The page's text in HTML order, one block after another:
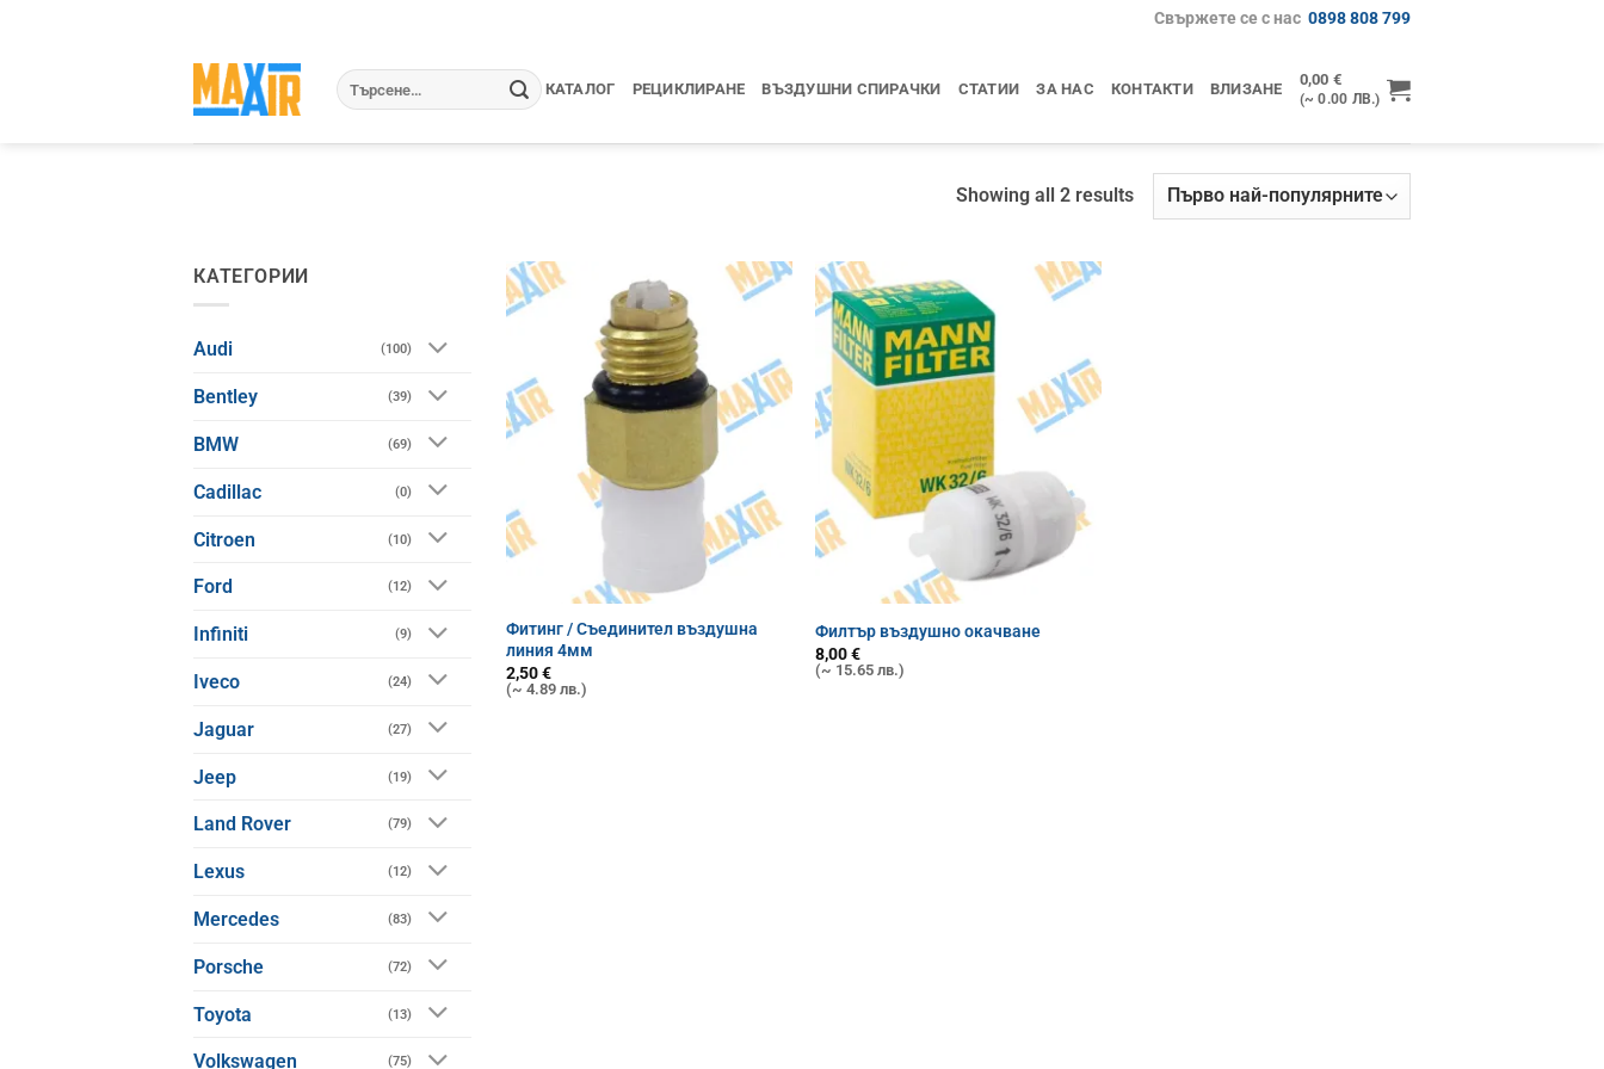
Свържете се с нас 0898 808 799
Търсене
за:
КАТАЛОГ РЕЦИКЛИРАНЕ ВЪЗДУШНИ СПИРАЧКИ СТАТИИ ЗА НАС КОНТАКТИ ВЛИЗАНЕ
0,00 €
(~ 0.00 ЛВ.)
Showing all 2 resultsSorted
КАТЕГОРИИ
Audi (100)
Bentley (39)
BMW (69)
Cadillac (0)
Citroen (10)
Ford (12)
Infiniti (9)
Iveco (24)
Jaguar (27)
Jeep (19)
Land Rover (79)
Lexus (12)
Mercedes (83)
Porsche (72)
Toyota (13)
Volkswagen (75)
Фитинг / Съединител въздушна
линия 4мм
2,50€
(~ 4.89 лв.)
Филтър въздушно окачване
8,00€
(~ 15.65 лв.)